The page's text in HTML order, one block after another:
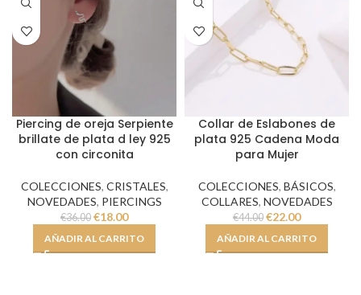
Piercing de oreja Serpiente
brillate de plata d ley 925
con circonita
COLECCIONES, CRISTALES,
NOVEDADES, PIERCINGS
€36.00 €18.00
AÑADIR AL CARRITO
Collar de Eslabones de
plata 925 Cadena Moda
para Mujer
COLECCIONES, BÁSICOS,
COLLARES, NOVEDADES
€44.00 €22.00
AÑADIR AL CARRITO